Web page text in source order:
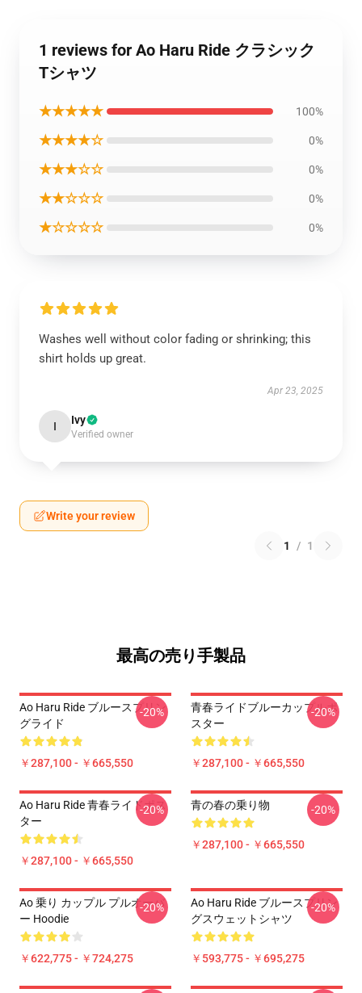
1 reviews for Ao Haru Ride クラシック
Tシャツ
★★★★★ 100%
★★★★☆ 0%
★★★☆☆ 0%
★★☆☆☆ 0%
★☆☆☆☆ 0%
Washes well without color fading or shrinking; this
shirt holds up great.
Apr 23, 2025
I Ivy
Verified owner
Write your review
1 / 1
最高の売り手製品
Ao Haru Ride ブルースプリン
グライド
￥287,100 - ￥665,550
-20%
青春ライドブルーカップルポ
スター
￥287,100 - ￥665,550
-20%
Ao Haru Ride 青春ライドポス
ター
￥287,100 - ￥665,550
-20% 青の春の乗り物
￥287,100 - ￥665,550
-20%
Ao 乗り カップル プルオーバ
ー Hoodie
￥622,775 - ￥724,275
-20%
Ao Haru Ride ブルースプリン
グスウェットシャツ
￥593,775 - ￥695,275
-20%